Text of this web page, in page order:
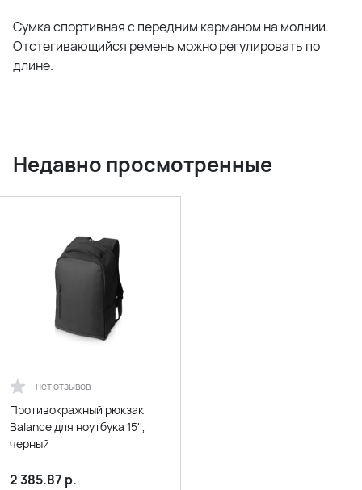
Сумка спортивная с передним карманом на молнии.
Отстегивающийся ремень можно регулировать по
длине.
Недавно просмотренные
нет отзывов
Противокражный рюкзак
Balance для ноутбука 15'',
черный
2 385.87 р.